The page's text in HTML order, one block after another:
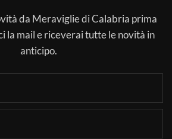
da Meraviglie di Calabria prima
la mail e riceverai tutte le novità in
anticipo.